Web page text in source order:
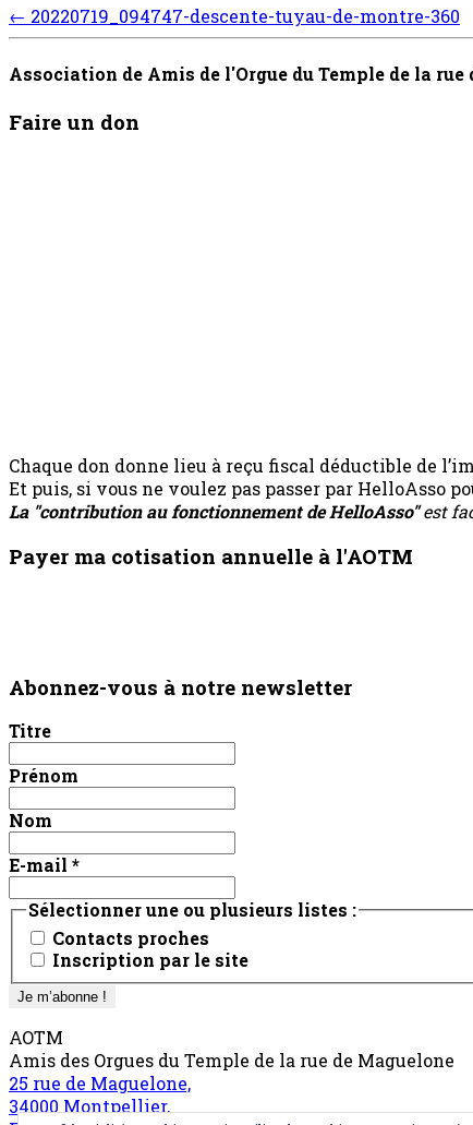
Post
navigation
← 20220719_094747-descente-tuyau-de-montre-360
Association de Amis de l'Orgue du Temple de la rue
Faire un don
Chaque don donne lieu à reçu fiscal déductible de
Et puis, si vous ne voulez pas passer par HelloAsso
La "contribution au fonctionnement de HelloAsso"est
Payer ma cotisation annuelle à l'AOTM
Abonnez-vous à notre newsletter
Titre
Prénom
Nom
E-mail *
Sélectionner une ou plusieurs listes :
Contacts proches
Inscription par le site
AOTM
Amis des Orgues du Temple de la rue de Maguelone
25 rue de Maguelone,
34000 Montpellier,